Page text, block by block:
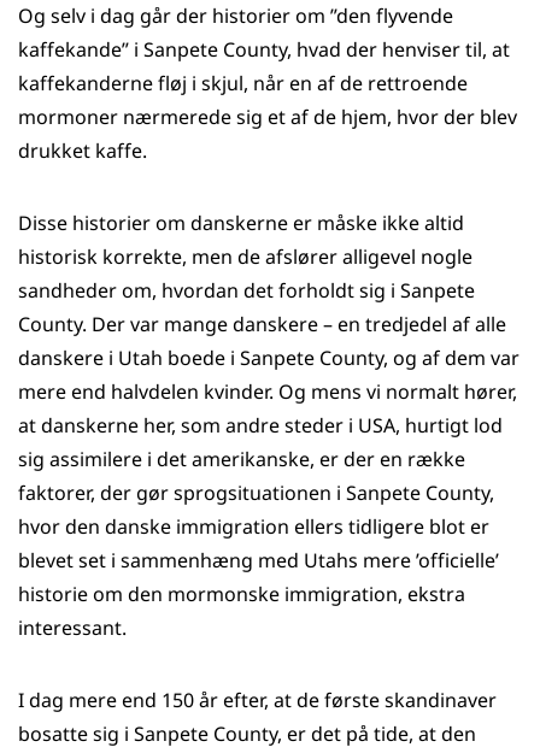
Og selv i dag går der historier om ”den flyvende
kaffekande” i Sanpete County, hvad der henviser til, at
kaffekanderne fløj i skjul, når en af de rettroende
mormoner nærmerede sig et af de hjem, hvor der blev
drukket kaffe.
Disse historier om danskerne er måske ikke altid
historisk korrekte, men de afslører alligevel nogle
sandheder om, hvordan det forholdt sig i Sanpete
County. Der var mange danskere – en tredjedel af alle
danskere i Utah boede i Sanpete County, og af dem var
mere end halvdelen kvinder. Og mens vi normalt hører,
at danskerne her, som andre steder i USA, hurtigt lod
sig assimilere i det amerikanske, er der en række
faktorer, der gør sprogsituationen i Sanpete County,
hvor den danske immigration ellers tidligere blot er
blevet set i sammenhæng med Utahs mere ’officielle’
historie om den mormonske immigration, ekstra
interessant.
I dag mere end 150 år efter, at de første skandinaver
bosatte sig i Sanpete County, er det på tide, at den